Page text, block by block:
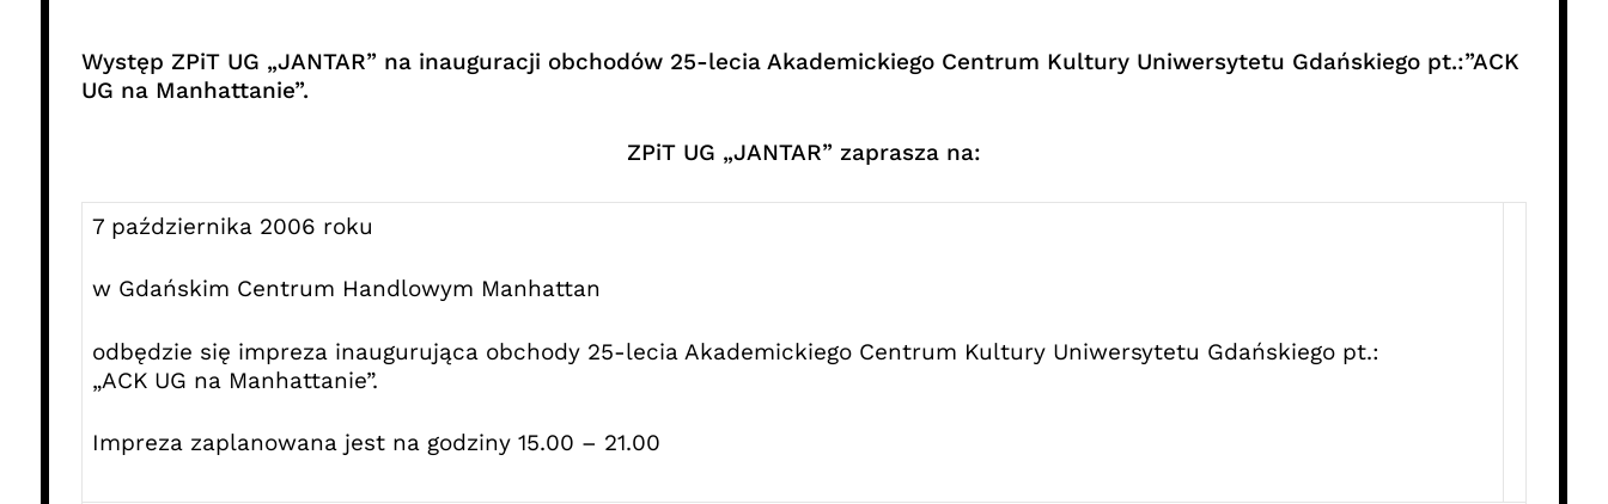
Występ ZPiT UG „JANTAR” na inauguracji obchodów 25-lecia Akademickiego Centrum Kultury Uniwersytetu Gdańskiego pt.:”ACK
UG na Manhattanie”.
ZPiT UG „JANTAR” zaprasza na:
7 października 2006 roku
w Gdańskim Centrum Handlowym Manhattan
odbędzie się impreza inaugurująca obchody 25-lecia Akademickiego Centrum Kultury Uniwersytetu Gdańskiego pt.:
„ACK UG na Manhattanie”.
Impreza zaplanowana jest na godziny 15.00 – 21.00